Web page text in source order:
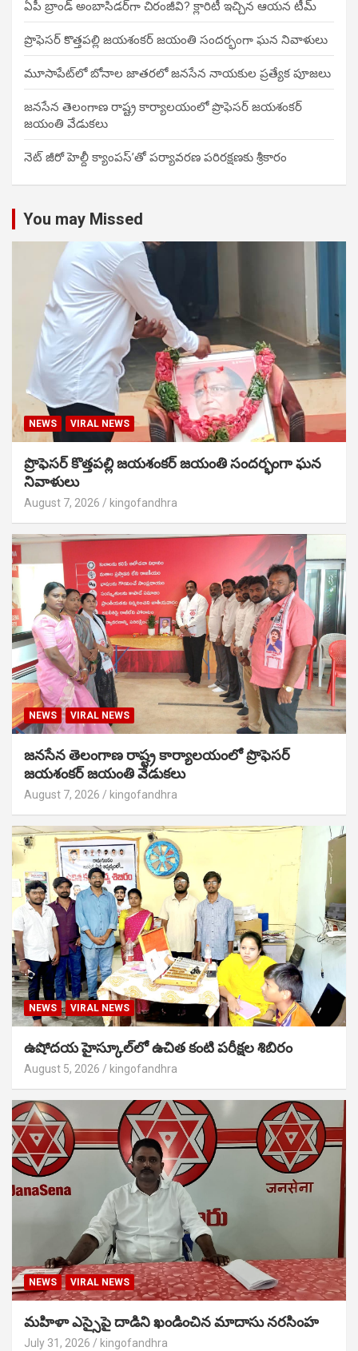
ఏపీ బ్రాండ్ అంబాసిడర్‌గా చిరంజీవి? క్లారిటీ ఇచ్చిన ఆయన టీమ్
ప్రొఫెసర్ కొత్తపల్లి జయశంకర్ జయంతి సందర్భంగా ఘన నివాళులు
మూసాపేట్‌లో బోనాల జాతరలో జనసేన నాయకుల ప్రత్యేక పూజలు
జనసేన తెలంగాణ రాష్ట్ర కార్యాలయంలో ప్రొఫెసర్ జయశంకర్
జయంతి వేడుకలు
నెట్ జీరో హెల్దీ క్యాంపస్’తో పర్యావరణ పరిరక్షణకు శ్రీకారం
You may Missed
NEWS VIRAL NEWS
ప్రొఫెసర్ కొత్తపల్లి జయశంకర్ జయంతి సందర్భంగా ఘన
నివాళులు
August 7, 2026 kingofandhra
NEWS VIRAL NEWS
జనసేన తెలంగాణ రాష్ట్ర కార్యాలయంలో ప్రొఫెసర్
జయశంకర్ జయంతి వేడుకలు
August 7, 2026 kingofandhra
NEWS VIRAL NEWS
ఉషోదయ హైస్కూల్‌లో ఉచిత కంటి పరీక్షల శిబిరం
August 5, 2026 kingofandhra
NEWS VIRAL NEWS
మహిళా ఎస్సైపై దాడిని ఖండించిన మాదాసు నరసింహ
July 31, 2026 kingofandhra